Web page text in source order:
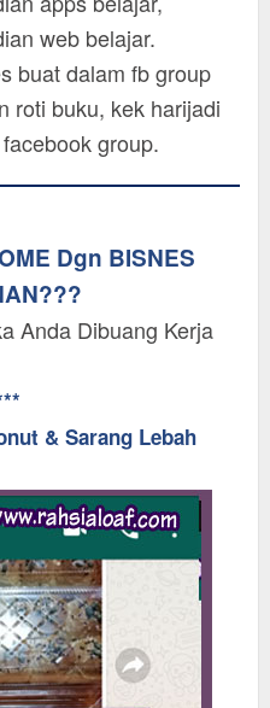
web belajar.
buat dalam fb group
roti buku, kek harijadi
group.
Dgn BISNES
Anda Dibuang Kerja
& Sarang Lebah